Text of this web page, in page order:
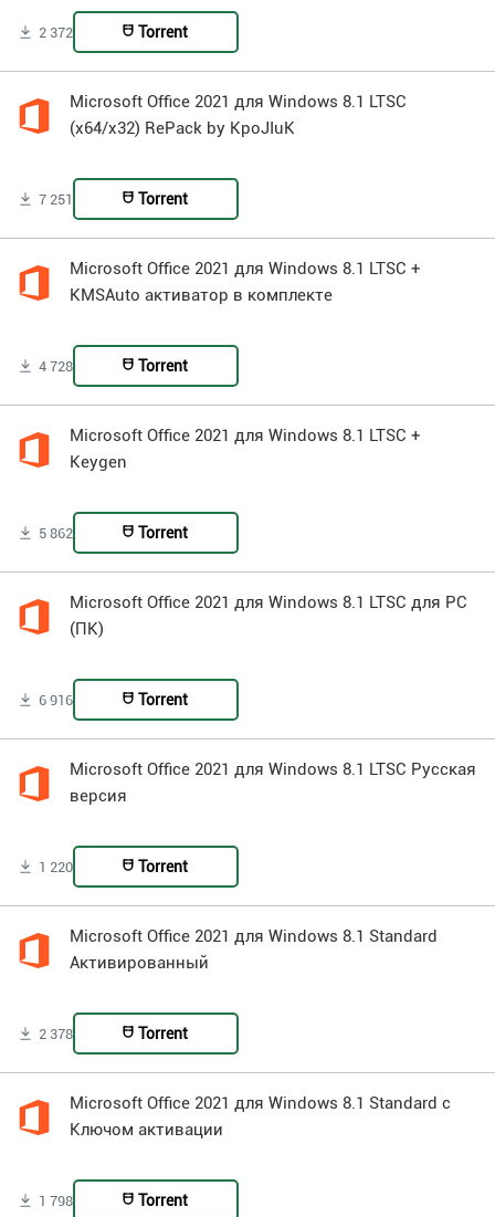
2 372 Torrent
Microsoft Office 2021 для Windows 8.1 LTSC
(x64/x32) RePack by KpoJIuK
7 251 Torrent
Microsoft Office 2021 для Windows 8.1 LTSC +
KMSAuto активатор в комплекте
4 728 Torrent
Microsoft Office 2021 для Windows 8.1 LTSC +
Keygen
5 862 Torrent
Microsoft Office 2021 для Windows 8.1 LTSC для PC
(ПК)
6 916 Torrent
Microsoft Office 2021 для Windows 8.1 LTSC Русская
версия
1 220 Torrent
Microsoft Office 2021 для Windows 8.1 Standard
Активированный
2 378 Torrent
Microsoft Office 2021 для Windows 8.1 Standard с
Ключом активации
1 798 Torrent